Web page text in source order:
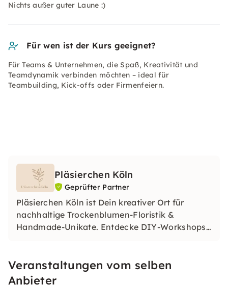
Nichts außer guter Laune :)
Für wen ist der Kurs geeignet?
Für Teams & Unternehmen, die Spaß, Kreativität und
Teamdynamik verbinden möchten – ideal für
Teambuilding, Kick-offs oder Firmenfeiern.
Pläsierchen Köln
Geprüfter Partner
Pläsierchen Köln ist Dein kreativer Ort für
nachhaltige Trockenblumen-Floristik &
Handmade-Unikate. Entdecke DIY-Workshops
Einzigartigkeit & soziales Engagement.
Entdecke die Freude am Kreativen!
Veranstaltungen vom selben
Anbieter